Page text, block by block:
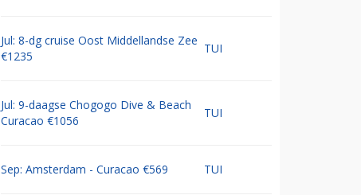
Jul: 8-dg cruise Oost Middellandse Zee
€1235
TUI
Jul: 9-daagse Chogogo Dive & Beach
Curacao €1056
TUI
Sep: Amsterdam - Curacao €569 TUI